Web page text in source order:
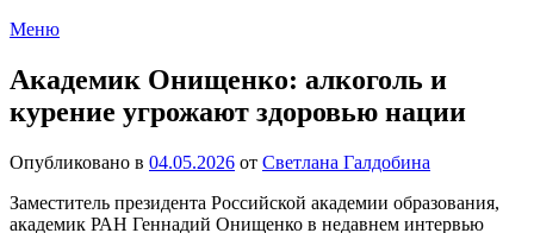
Меню
Академик Онищенко: алкоголь и
курение угрожают здоровью нации
Опубликовано в 04.05.2026 от Светлана Галдобина
Заместитель президента Российской академии образования,
академик РАН Геннадий Онищенко в недавнем интервью